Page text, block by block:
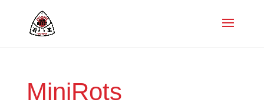
MiniRots